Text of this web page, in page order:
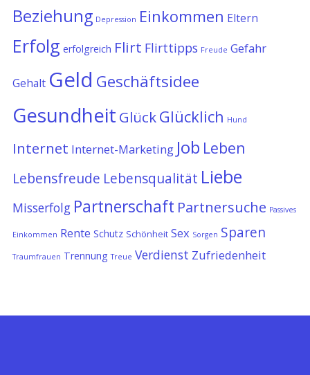
Beziehung Depression Einkommen Eltern
Erfolg erfolgreich Flirt Flirttipps Freude Gefahr
Gehalt Geld Geschäftsidee
Gesundheit GlückGlücklich Hund
Internet Internet-Marketing Job Leben
Lebensfreude Lebensqualität Liebe
Misserfolg Partnerschaft Partnersuche Passives
Einkommen Rente Schutz Schönheit Sex Sorgen Sparen
Traumfrauen Trennung Treue Verdienst Zufriedenheit